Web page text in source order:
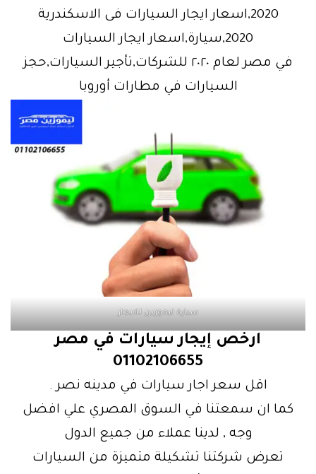
2020,اسعار ايجار السيارات فى الاسكندرية
2020,سيارة,اسعار ايجار السيارات
في مصر لعام ٢٠٢٠ للشركات,تأجير السيارات,حجز
السيارات في مطارات أوروبا
سيارة ليموزين للايجار
ارخص إيجار سيارات في مصر
01102106655
اقل سعر اجار سيارات في مدينه نصر .
كما ان سمعتنا في السوق المصري علي افضل
وجه , لدينا عملاء من جميع الدول
تعرض شركتنا تشكيلة متميزة من السيارات